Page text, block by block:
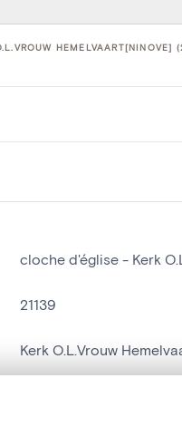
HEMELVAART[NINOVE]
cloche d'église - Kerk
21139
Kerk O.L.Vrouw